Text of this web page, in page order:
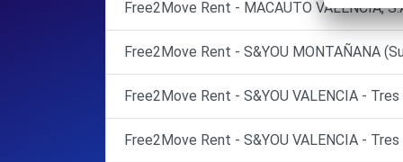
Free2Move Rent - MACAUTO VALENCIA,
Free2Move Rent - S&YOU MONTAÑANA
Free2Move Rent - S&YOU VALENCIA -
Free2Move Rent - S&YOU VALENCIA -